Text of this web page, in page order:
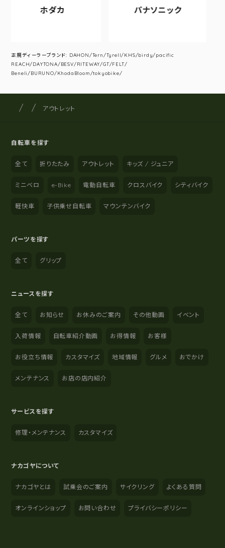
ホダカ パナソニック
正規ディーラーブランド: DAHON/Tern/Tyrell/KHS/birdy/pacific
REACH/DAYTONA/BESV/RITEWAY/GT/FELT/
Beneli/BURUNO/KhodaBloom/tokyobike/
サイト内の現在地
サイクルショップナカゴヤ
アウトレット
自転車を探す
全て 折りたたみ アウトレット キッズ / ジュニア
ミニベロ e-Bike 電動自転車 クロスバイク シティバイク
軽快車 子供乗せ自転車 マウンテンバイク
パーツを探す
全て グリップ
ニュースを探す
全て お知らせ お休みのご案内 その他動画 イベント
入荷情報 自転車紹介動画 お得情報 お客様
お役立ち情報 カスタマイズ 地域情報 グルメ おでかけ
メンテナンス お店の店内紹介
サービスを探す
修理・メンテナンス カスタマイズ
ナカゴヤについて
ナカゴヤとは 試乗会のご案内 サイクリング よくある質問
オンラインショップ お問い合わせ プライバシーポリシー